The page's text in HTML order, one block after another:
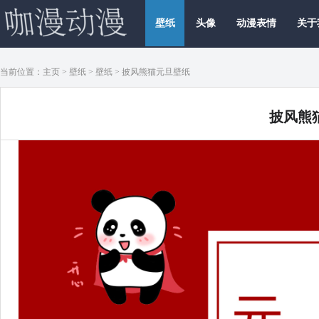
壁纸 头像 动漫表情 关
当前位置： 主页 > 壁纸 > 壁纸 > 披风熊猫元旦壁纸
披风熊